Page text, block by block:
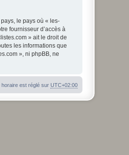
le pays où « les-
fournisseur d’accès à
» ait le droit de
les informations que
», ni phpBB, ne
horaire est réglé sur UTC+02:00